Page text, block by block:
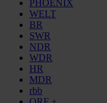
PHOENIX
WELT
BR
SWR
NDR
WDR
HR
MDR
rbb